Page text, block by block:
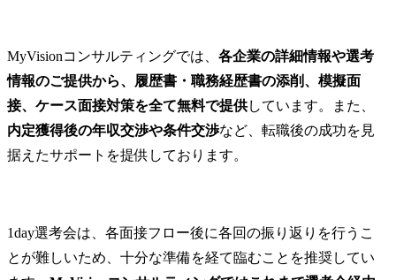
MyVisionコンサルティングでは、 各企業の詳細情報や選考
情報のご提供から、履歴書・職務経歴書の添削、模擬面
接、ケース面接対策を全て無料で提供しています。また、
内定獲得後の年収交渉や条件交渉など、転職後の成功を見
据えたサポートを提供しております。
1day選考会は、各面接フロー後に各回の振り返りを行うこ
とが難しいため、十分な準備を経て臨むことを推奨してい